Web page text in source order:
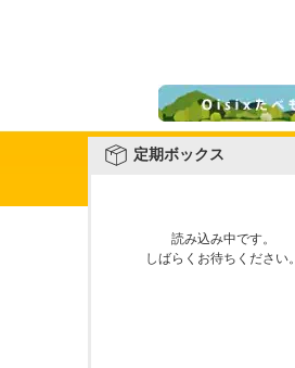
定期ボックス
読み込み中です。
しばらくお待ちください。